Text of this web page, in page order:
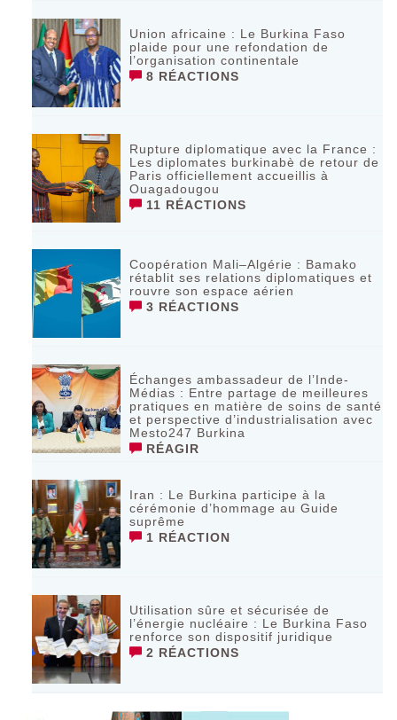
Union africaine : Le Burkina Faso
plaide pour une refondation de
l’organisation continentale‎
8 RÉACTIONS
Rupture diplomatique avec la France :
Les diplomates burkinabè de retour de
Paris officiellement accueillis à
Ouagadougou
11 RÉACTIONS
Coopération Mali–Algérie : Bamako
rétablit ses relations diplomatiques et
rouvre son espace aérien
3 RÉACTIONS
Échanges ambassadeur de l’Inde-
Médias : Entre partage de meilleures
pratiques en matière de soins de santé
et perspective d’industrialisation avec
Mesto247 Burkina
RÉAGIR
Iran : Le Burkina participe à la
cérémonie d’hommage au Guide
suprême
1 RÉACTION
Utilisation sûre et sécurisée de
l’énergie nucléaire : Le Burkina Faso
renforce son dispositif juridique
2 RÉACTIONS